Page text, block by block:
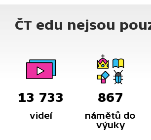
umí pro životní prostředí zajistit
ČT edu nejsou
13 733
videí
867
námětů do
výuky